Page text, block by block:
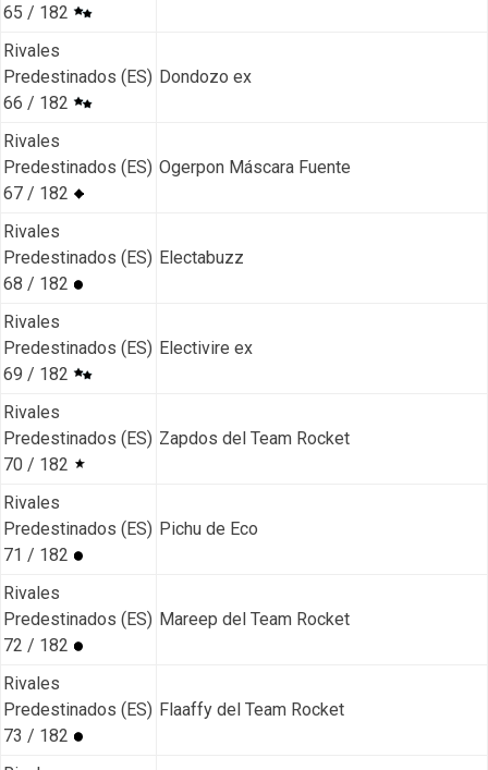
65 / 182
Rivales
Predestinados (ES)
66 / 182
Dondozo ex
Rivales
Predestinados (ES)
67 / 182
Ogerpon Máscara Fuente
Rivales
Predestinados (ES)
68 / 182
Electabuzz
Rivales
Predestinados (ES)
69 / 182
Electivire ex
Rivales
Predestinados (ES)
70 / 182
Zapdos del Team Rocket
Rivales
Predestinados (ES)
71 / 182
Pichu de Eco
Rivales
Predestinados (ES)
72 / 182
Mareep del Team Rocket
Rivales
Predestinados (ES)
73 / 182
Flaaffy del Team Rocket